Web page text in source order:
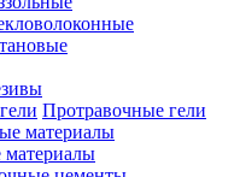
Протравочные гели